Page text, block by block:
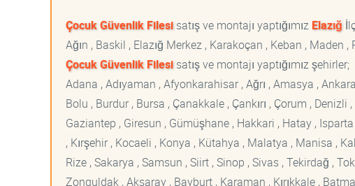
Çocuk Güvenlik Filesisatış ve montajı yaptığımız Elazığ
Ağın , Baskil , Elazığ Merkez , Karakoçan , Keban , Maden
Çocuk Güvenlik Filesisatış ve montajı yaptığımız şehirler;
Adana , Adıyaman , Afyonkarahisar , Ağrı , Amasya ,
Bolu , Burdur , Bursa , Çanakkale , Çankırı , Çorum ,
Gaziantep , Giresun , Gümüşhane , Hakkari , Hatay ,
, Kırşehir , Kocaeli , Konya , Kütahya , Malatya , Manisa ,
Rize , Sakarya , Samsun , Siirt , Sinop , Sivas , Tekirdağ ,
Zonguldak , Aksaray , Bayburt , Karaman , Kırıkkale ,